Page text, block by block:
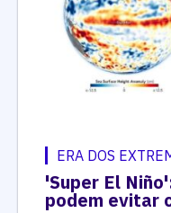
ERA DOS
'Super El
podem evitar